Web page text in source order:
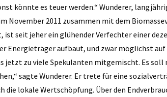
könnte es teuer werden.“ Wunderer,
November 2011 zusammen mit dem
ist seit jeher ein glühender Verfechter einer
Energieträger aufbaut, und zwar möglichst
jetzt zu viele Spekulanten mitgemischt. Es
sagte Wunderer. Er trete für eine
die lokale Wertschöpfung. Über den